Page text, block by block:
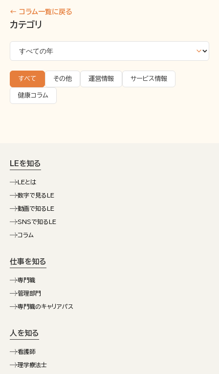
← コラム一覧に戻る
カテゴリ
すべて その他 運営情報 サービス情報
健康コラム
LEを知る
LEとは
数字で見るLE
動画で知るLE
SNSで知るLE
コラム
仕事を知る
専門職
管理部門
専門職のキャリアパス
人を知る
看護師
理学療法士